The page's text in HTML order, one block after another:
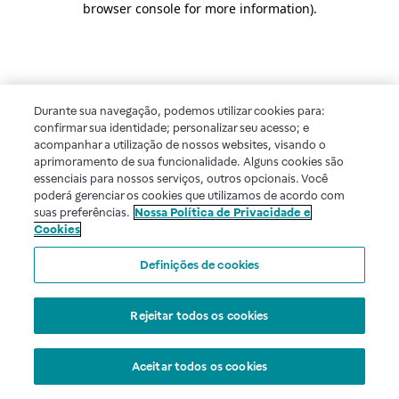
browser console for more information).
Durante sua navegação, podemos utilizar cookies para:
confirmar sua identidade; personalizar seu acesso; e
acompanhar a utilização de nossos websites, visando o
aprimoramento de sua funcionalidade. Alguns cookies são
essenciais para nossos serviços, outros opcionais. Você
poderá gerenciar os cookies que utilizamos de acordo com
suas preferências. Nossa Política de Privacidade e
Cookies
Definições de cookies
Rejeitar todos os cookies
Aceitar todos os cookies